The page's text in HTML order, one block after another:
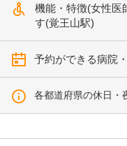
機能・特徴(女性医
す(覚王山駅)
予約ができる病院
各都道府県の休日・